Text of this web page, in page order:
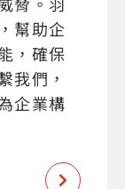
幫助企
，確保
我們，
企業構